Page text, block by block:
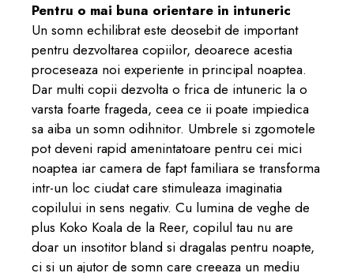
Pentru o mai buna orientare in intuneric
Un somn echilibrat este deosebit de important
pentru dezvoltarea copiilor, deoarece acestia
proceseaza noi experiente in principal noaptea.
Dar multi copii dezvolta o frica de intuneric la o
varsta foarte frageda, ceea ce ii poate impiedica
sa aiba un somn odihnitor. Umbrele si zgomotele
pot deveni rapid amenintatoare pentru cei mici
noaptea iar camera de fapt familiara se transforma
intr-un loc ciudat care stimuleaza imaginatia
copilului in sens negativ. Cu lumina de veghe de
plus Koko Koala de la Reer, copilul tau nu are
doar un insotitor bland si dragalas pentru noapte,
ci si un ajutor de somn care creeaza un mediu